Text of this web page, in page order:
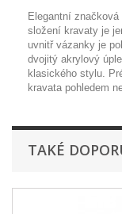
Elegantní
složení kravaty je
uvnitř vázanky je
dvojitý akrylový
klasického stylu.
kravata pohledem
TAKÉ